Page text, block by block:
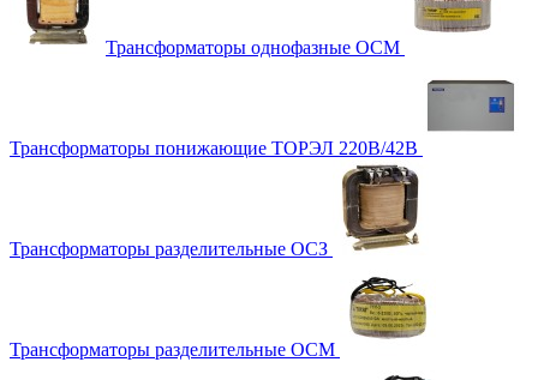
Трансформаторы однофазные ОСМ
Трансформаторы понижающие ТОРЭЛ 220В/42В
Трансформаторы разделительные ОСЗ
Трансформаторы разделительные ОСМ